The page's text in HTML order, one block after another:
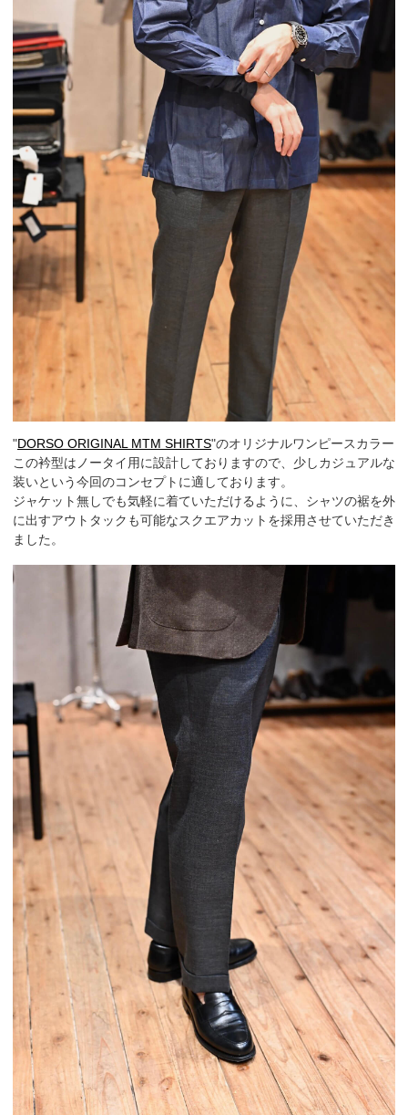
"DORSO ORIGINAL MTM SHIRTS"のオリジナルワンピースカラー
この衿型はノータイ用に設計しておりますので、少しカジュアルな
装いという今回のコンセプトに適しております。
ジャケット無しでも気軽に着ていただけるように、シャツの裾を外
に出すアウトタックも可能なスクエアカットを採用させていただき
ました。